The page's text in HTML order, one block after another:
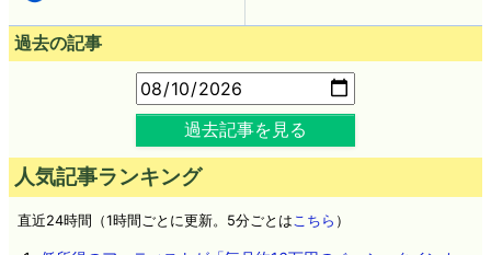
過去の記事
過去記事を見る
人気記事ランキング
直近24時間（1時間ごとに更新。5分ごとは こちら ）